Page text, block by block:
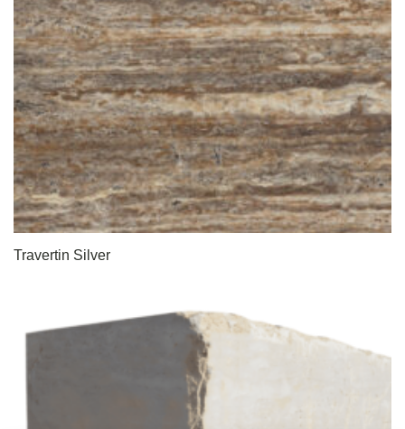
Travertin Silver